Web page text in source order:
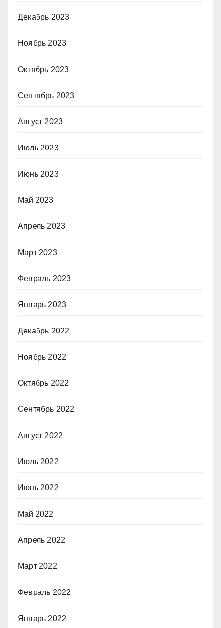
Декабрь 2023
Ноябрь 2023
Октябрь 2023
Сентябрь 2023
Август 2023
Июль 2023
Июнь 2023
Май 2023
Апрель 2023
Март 2023
Февраль 2023
Январь 2023
Декабрь 2022
Ноябрь 2022
Октябрь 2022
Сентябрь 2022
Август 2022
Июль 2022
Июнь 2022
Май 2022
Апрель 2022
Март 2022
Февраль 2022
Январь 2022